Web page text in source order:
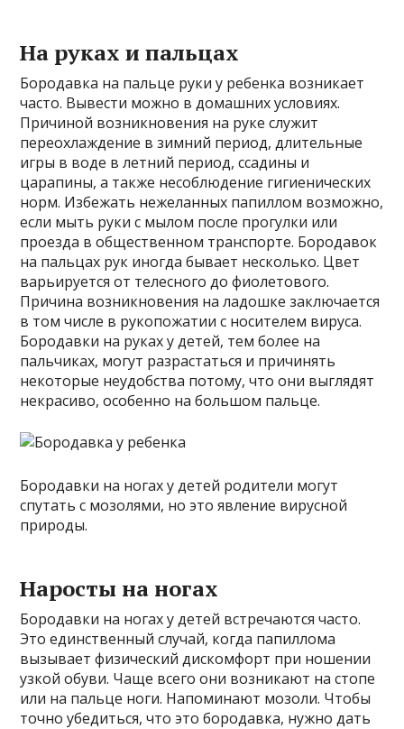
На руках и пальцах
Бородавка на пальце руки у ребенка возникает
часто. Вывести можно в домашних условиях.
Причиной возникновения на руке служит
переохлаждение в зимний период, длительные
игры в воде в летний период, ссадины и
царапины, а также несоблюдение гигиенических
норм. Избежать нежеланных папиллом возможно,
если мыть руки с мылом после прогулки или
проезда в общественном транспорте. Бородавок
на пальцах рук иногда бывает несколько. Цвет
варьируется от телесного до фиолетового.
Причина возникновения на ладошке заключается
в том числе в рукопожатии с носителем вируса.
Бородавки на руках у детей, тем более на
пальчиках, могут разрастаться и причинять
некоторые неудобства потому, что они выглядят
некрасиво, особенно на большом пальце.
Бородавки на ногах у детей родители могут
спутать с мозолями, но это явление вирусной
природы.
Наросты на ногах
Бородавки на ногах у детей встречаются часто.
Это единственный случай, когда папиллома
вызывает физический дискомфорт при ношении
узкой обуви. Чаще всего они возникают на стопе
или на пальце ноги. Напоминают мозоли. Чтобы
точно убедиться, что это бородавка, нужно дать